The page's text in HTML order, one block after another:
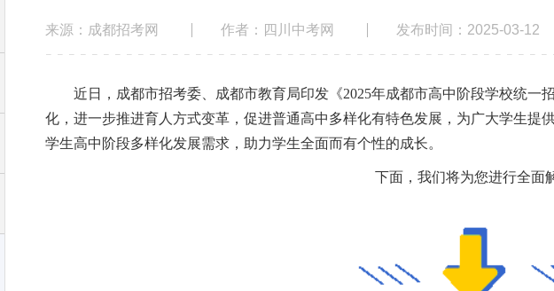
来源：成都招考网 作者：四川中考网 发布时间：2025-03-12
近日，成都市招考委、成都市教育局印发《2025年成都市高中阶段学校统一
化，进一步推进育人方式变革，促进普通高中多样化有特色发展，为广大学生提
学生高中阶段多样化发展需求，助力学生全面而有个性的成长。
下面，我们将为您进行全面